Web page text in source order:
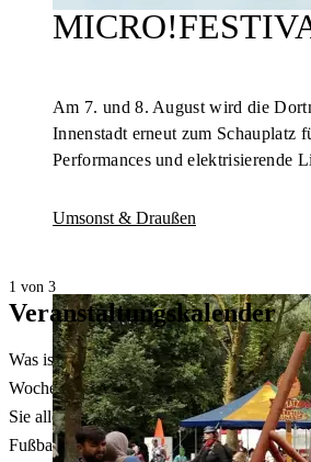
Am 7. und 8. August wird die
Innenstadt erneut zum Schauplatz
Performances und elektrisierende
Umsonst & Draußen
1 von 3
Veranstaltungskalender
Was ist heute in Dortmund los? Welche
Wochenende? Im größten
Sie alle Events – von der Stadt- oder
Fußballspiel bis zum Flohmarkt. Sie